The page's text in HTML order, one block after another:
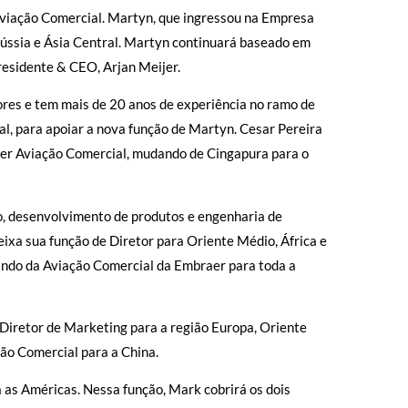
Comercial. Martyn, que ingressou na Empresa
e Ásia Central. Martyn continuará baseado em
& CEO, Arjan Meijer.
e tem mais de 20 anos de experiência no ramo de
para apoiar a nova função de Martyn. Cesar Pereira
Aviação Comercial, mudando de Cingapura para o
desenvolvimento de produtos e engenharia de
sua função de Diretor para Oriente Médio, África e
da Aviação Comercial da Embraer para toda a
de Marketing para a região Europa, Oriente
Comercial para a China.
Américas. Nessa função, Mark cobrirá os dois